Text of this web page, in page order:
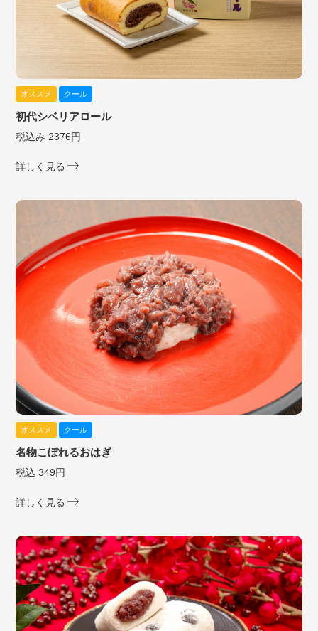
オススメ クール
初代シベリアロール
税込み 2376円
詳しく見る
オススメ クール
名物こぼれるおはぎ
税込 349円
詳しく見る